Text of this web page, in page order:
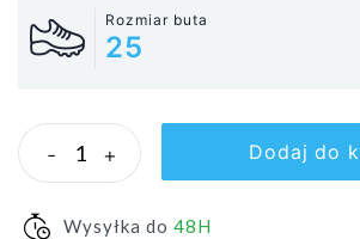
Rozmiar buta
25
- + Dodaj do
Wysyłka do 48H